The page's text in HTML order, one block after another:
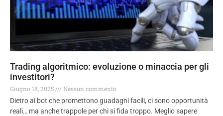
Trading algoritmico: evoluzione o minaccia per gli
investitori?
Giugno 18, 2025
Nessun commento
Dietro ai bot che promettono guadagni facili, ci sono opportunità
reali… ma anche trappole per chi si fida troppo. Meglio sapere